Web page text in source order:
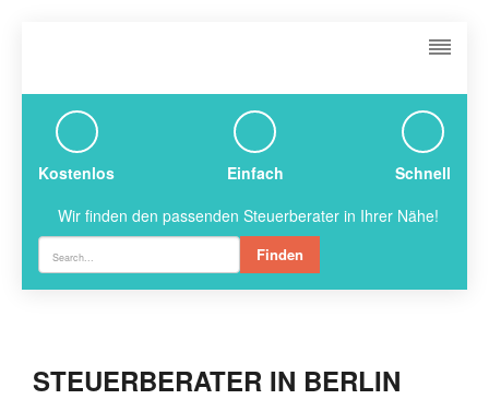
Kostenlos Einfach
Schnell
Wir finden den passenden Steuerberater in Ihrer Nähe!
Finden
STEUERBERATER IN BERLIN